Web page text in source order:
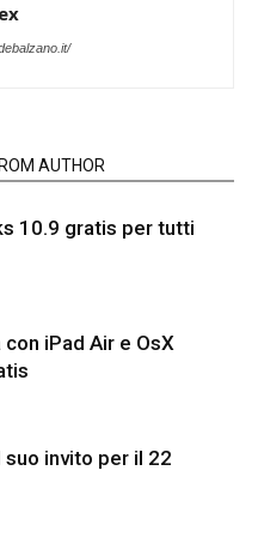
AUTHOR
10.9 gratis per tutti
iPad Air e OsX
invito per il 22